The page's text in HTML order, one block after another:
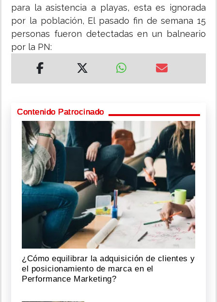
para la asistencia a playas, esta es ignorada
por la población, El pasado fin de semana 15
personas fueron detectadas en un balneario
por la PN:
Contenido Patrocinado
¿Cómo equilibrar la adquisición de clientes y
el posicionamiento de marca en el
Performance Marketing?